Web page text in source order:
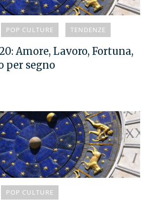
POP CULTURE TENDENZE
Amore, Lavoro, Fortuna,
per segno
POP CULTURE